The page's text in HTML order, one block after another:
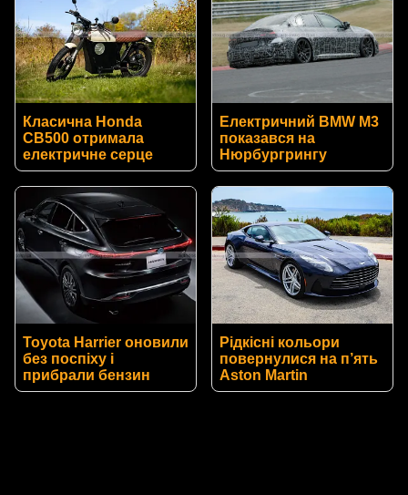
Класична Honda
CB500 отримала
електричне серце
Електричний BMW M3
показався на
Нюрбургрингу
Toyota Harrier оновили
без поспіху і
прибрали бензин
Рідкісні кольори
повернулися на п’ять
Aston Martin